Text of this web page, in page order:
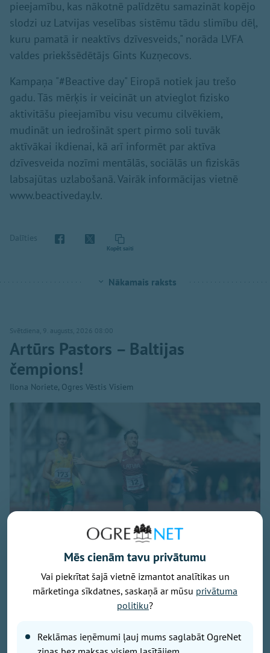
pieejamību, kas nākotnē palīdzētu samazināt kopējo
slodzi uz Latvijas veselības sistēmu tādu slimību dēļ,
kuru pamatā ir neaktīvs dzīvesveids," norāda LVFA
valdes priekšsēdētājs Gints Kuzņecovs.
Kampaņa "#Beactive day" Eiropā notiek jau trešo
gadu. Tās mērķis ir veicināt un atvieglot fizisko
aktivitāšu pieejamību visu vecumu cilvēkiem,
mudināt un iedrošināt spert pirmo soli tuvāk
aktīvākai ikdienai, kā arī informēt par aktīva
dzīvesveida nozīmi mentālās, sociālās un fiziskās
labsajūtas uzlabošanā. Vairāk informācijas vietnē
www.beactiveday.lv.
Dalīties
Kopēt saiti
Nākamais raksts
Svētdiena, 9. augusts, 2026 08:00
Artūrs Pastors – Baltijas
čempions!
Ilona Noriete, Ogres Vēstis Visiem
Publicitātes foto
Augusta pirmajā dienā Rīgā norisinājās tradicionālais
Ogres sportists Artūrs Pastors. Viņš izcīnīja uzvaru
400 metru skrējienā, kā arī palīdzēja Latvijas izlasei
Mēs cienām tavu privātumu
Vai piekrītat šajā vietnē izmantot analītikas un
mārketinga sīkdatnes, saskaņā ar mūsu privātuma
politiku?
Reklāmas ieņēmumi ļauj mums saglabāt OgreNet